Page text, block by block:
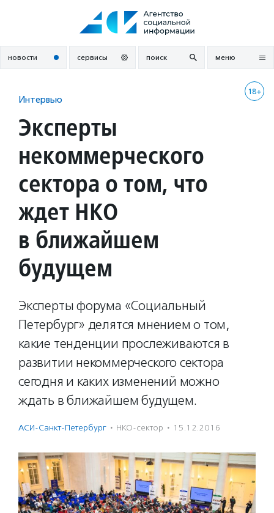
новости сервисы поиск меню
18+
Интервью
Эксперты
некоммерческого
сектора о том, что
ждет НКО
в ближайшем
будущем
Эксперты форума «Социальный
Петербург» делятся мнением о том,
какие тенденции прослеживаются в
развитии некоммерческого сектора
сегодня и каких изменений можно
ждать в ближайшем будущем.
АСИ-Санкт-Петербург · НКО-сектор · 15.12.2016